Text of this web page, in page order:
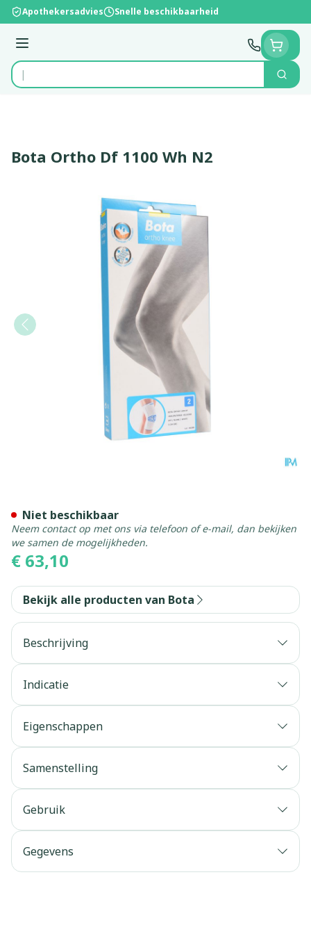
Ga naar de inhoud
Apothekersadvies Snelle beschikbaarheid
Menu
Product, merk, categorie...
Zoek
Bota Ortho Df 1100 Wh N2
€ 63,10
Niet beschikbaar
Neem contact op met ons via telefoon of e-mail, dan bekijken
we samen de mogelijkheden.
Bekijk alle producten van Bota
Beschrijving
Indicatie
Eigenschappen
Samenstelling
Gebruik
Gegevens